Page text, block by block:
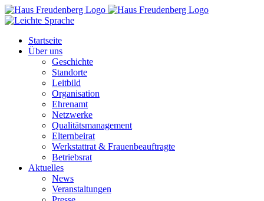
Zum
Inhalt
Startseite
Über uns
Geschichte
Standorte
Leitbild
Organisation
Ehrenamt
Netzwerke
Qualitätsmanagement
Elternbeirat
Werkstattrat & Frauenbeauftragte
Betriebsrat
Aktuelles
News
Veranstaltungen